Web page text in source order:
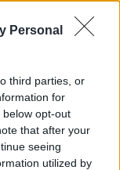
Personal
third parties, or
for
opt-out
that after your
seeing
utilized by